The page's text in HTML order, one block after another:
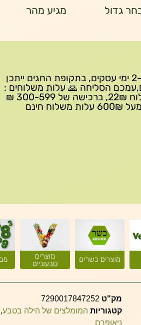
גדול מגיע מהר
שירות משלוחים לכל הארץ 2-6 ימי עסקים, בתקופת החגים ייתכן
נוספים,עמכם הסליחה 🙏 עלות משלוחים :
ברכישה עד 299₪ עלות משלוח 22₪, ברכישה של 300-599 ₪
מק"ט 7290017847252
קטגוריות המומלצים של הילה בטבע,
ניאופרם